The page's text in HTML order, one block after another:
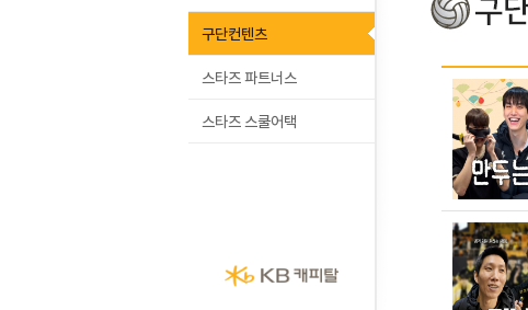
구단컨텐츠
스타즈 파트너스
스타즈 스쿨어택